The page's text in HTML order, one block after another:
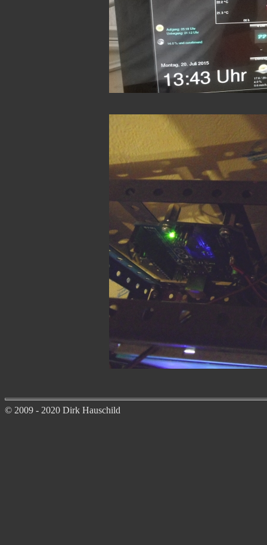
© 2009 - 2020 Dirk Hauschild